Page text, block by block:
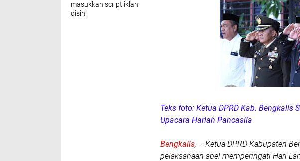
masukkan script iklan
disini
Teks foto: Ketua DPRD Kab. Bengkalis
Upacara Harlah Pancasila
Bengkalis, – Ketua DPRD Kabupaten
pelaksanaan apel memperingati Hari